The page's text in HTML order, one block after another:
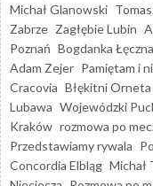
Michał Glanowski
Zabrze Zagłębie Lubin
Poznań Bogdanka Łęczna
Adam Zejer Pamiętam i
Cracovia Błękitni Orneta
Lubawa Wojewódzki
Kraków rozmowa po
Przedstawiamy rywala
Concordia Elbląg Michał